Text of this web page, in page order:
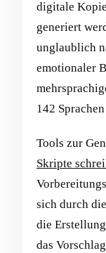
digitale
generiert
unglaublich
emotionaler
142
Tools zur
Skripte
sich durch
die
das